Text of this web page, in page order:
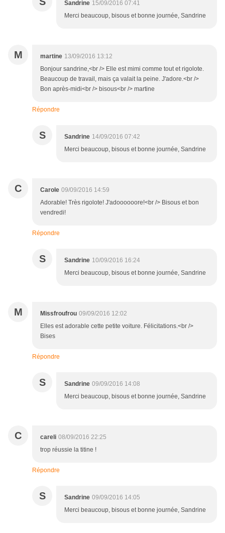
Sandrine 15/09/2016 07:41
Merci beaucoup, bisous et bonne journée, Sandrine
M martine 13/09/2016 13:12
Bonjour sandrine,<br /> Elle est mimi comme tout et rigolote.
Beaucoup de travail, mais ça valait la peine. J'adore.<br />
Bon après-midi<br /> bisous<br /> martine
Répondre
S Sandrine 14/09/2016 07:42
Merci beaucoup, bisous et bonne journée, Sandrine
C Carole 09/09/2016 14:59
Adorable! Très rigolote! J'adoooooore!<br /> Bisous et bon
vendredi!
Répondre
S Sandrine 10/09/2016 16:24
Merci beaucoup, bisous et bonne journée, Sandrine
M Missfroufrou 09/09/2016 12:02
Elles est adorable cette petite voiture. Félicitations.<br />
Bises
Répondre
S Sandrine 09/09/2016 14:08
Merci beaucoup, bisous et bonne journée, Sandrine
C careli 08/09/2016 22:25
trop réussie la titine !
Répondre
S Sandrine 09/09/2016 14:05
Merci beaucoup, bisous et bonne journée, Sandrine